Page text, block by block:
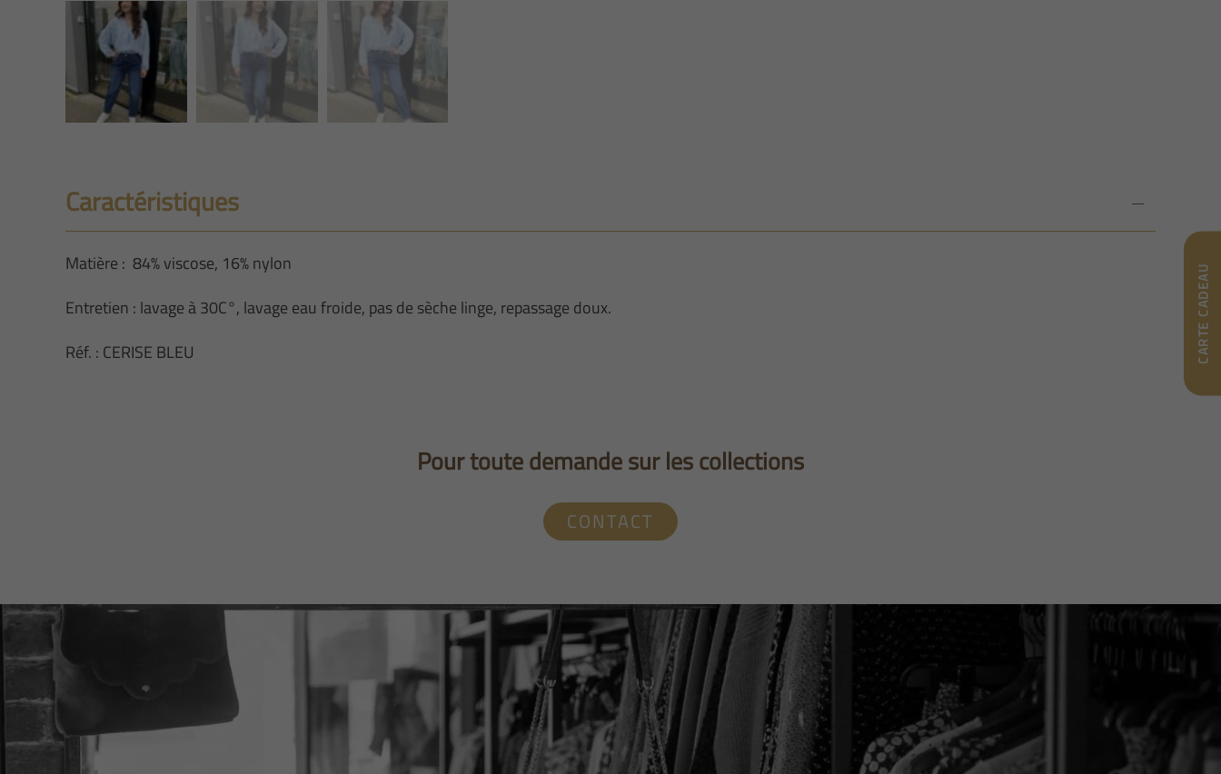
Caractéristiques
Matière : 84% viscose, 16% nylon
Entretien : lavage à 30C°, lavage eau froide, pas de sèche linge, repassage doux.
Réf. : CERISE BLEU
Pour toute demande sur les collections
CONTACT
CARTE CADEAU